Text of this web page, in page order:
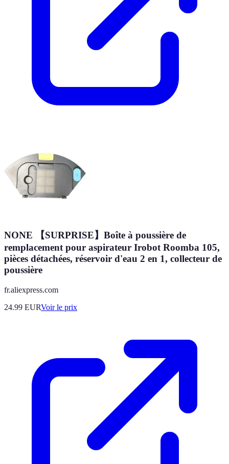
NONE 【SURPRISE】Boîte à poussière de
remplacement pour aspirateur Irobot Roomba 105,
pièces détachées, réservoir d'eau 2 en 1, collecteur de
poussière
fr.aliexpress.com
24.99 EURVoir le prix